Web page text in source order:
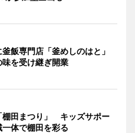
飯専門店「釜めしのはと」
を受け継ぎ開業
棚田まつり」 キッズサポー
体で棚田を彩る